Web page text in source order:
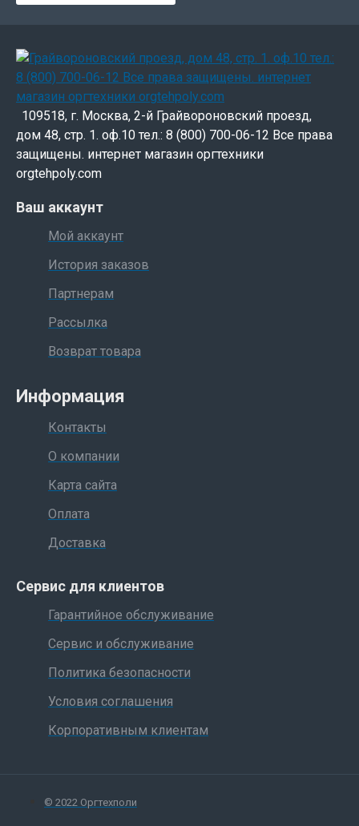
109518, г. Москва, 2-й Грайвороновский проезд,
дом 48, стр. 1. оф.10 тел.: 8 (800) 700-06-12 Все права
защищены. интернет магазин оргтехники
orgtehpoly.com
Ваш аккаунт
Мой аккаунт
История заказов
Партнерам
Рассылка
Возврат товара
Информация
Контакты
О компании
Карта сайта
Оплата
Доставка
Сервис для клиентов
Гарантийное обслуживание
Сервис и обслуживание
Политика безопасности
Условия соглашения
Корпоративным клиентам
© 2022 Оргтехполи